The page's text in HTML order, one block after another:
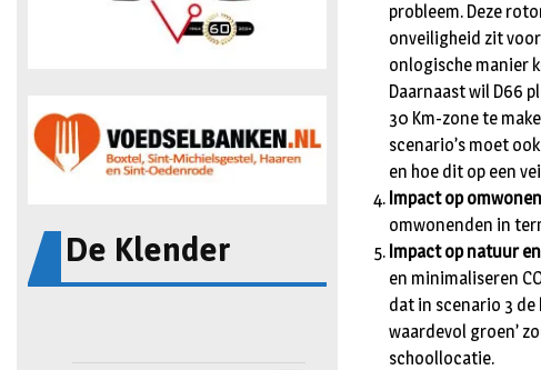
De Klender
probleem. Deze
onveiligheid zit
onlogische manier
Daarnaast wil D66
30 Km-zone te
scenario’s moet
en hoe dit op een
Impact op
omwonenden in
Impact op natuur
en minimaliseren
dat in scenario 3
waardevol groen’
schoollocatie.